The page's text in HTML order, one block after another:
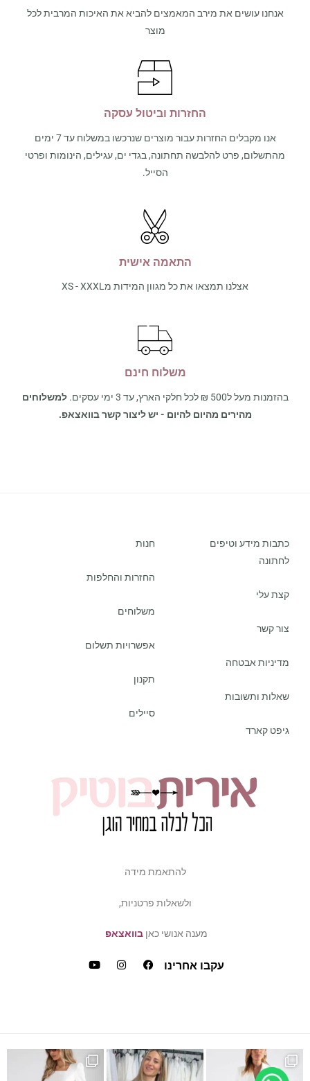
אנחנו עושים את מירב המאמצים להביא את האיכות המרבית לכל
מוצר
החזרות וביטול עסקה
אנו מקבלים החזרות עבור מוצרים שנרכשו במשלוח עד 7 ימים
מהתשלום, פרט להלבשה תחתונה, בגדי ים, עגילים, הינומות ופרטי
הסייל.
התאמה אישית
אצלנו תמצאו את כל מגוון המידות מXS - XXXL
משלוח חינם
בהזמנות מעל ל500 ₪ לכל חלקי הארץ, עד 3 ימי עסקים.
למשלוחים
מהירים מהיום להיום - יש ליצור קשר בוואצאפ.
כתבות מידע וטיפים
לחתונה
קצת עלי
צור קשר
מדיניות אבטחה
שאלות ותשובות
גיפט קארד
חנות
החזרות והחלפות
משלוחים
אפשרויות תשלום
תקנון
סיילים
להתאמת מידה
ולשאלות פרטניות,
מענה אנושי כאןבוואצאפ
עקבו אחרינו
של פלאס סייז / מיד סכמה ביקשתן שהשמלה הזאת תחזו